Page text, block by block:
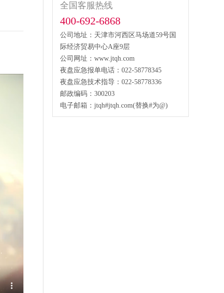
全国客服热线
400-692-6868
公司地址：天津市河西区马场道59号国
际经济贸易中心A座9层
公司网址：www.jtqh.com
夜盘应急报单电话：022-58778345
夜盘应急技术指导：022-58778336
邮政编码：300203
电子邮箱：jtqh#jtqh.com(替换#为@)